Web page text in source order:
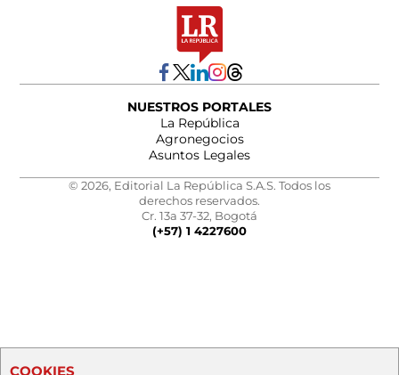
NUESTROS PORTALES
La República
Agronegocios
Asuntos Legales
© 2026, Editorial La República S.A.S. Todos los
derechos reservados.
Cr. 13a 37-32, Bogotá
(+57) 1 4227600
COOKIES